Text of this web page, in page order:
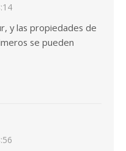
y las propiedades de
se pueden